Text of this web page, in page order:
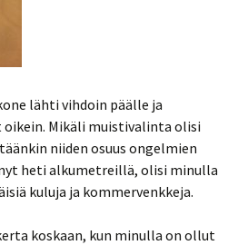
lähti vihdoin päälle ja
Mikäli muistivalinta olisi
niiden osuus ongelmien
heti alkumetreillä, olisi minulla
kuluja ja kommervenkkeja.
koskaan, kun minulla on ollut